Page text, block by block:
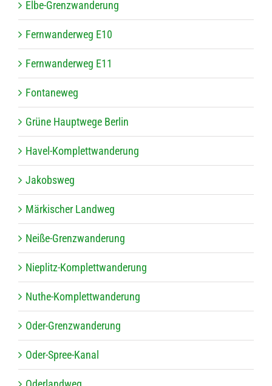
Elbe-Grenz­wan­de­rung
Fern­wan­der­weg E10
Fern­wan­der­weg E11
Fon­ta­ne­weg
Grüne Haupt­wege Berlin
Havel-Kom­plett­wan­de­rung
Jakobs­weg
Mär­ki­scher Landweg
Neiße-Grenz­wan­de­rung
Nie­plitz-Kom­plett­wan­de­rung
Nuthe-Kom­plett­wan­de­rung
Oder-Grenz­wan­de­rung
Oder-Spree-Kanal